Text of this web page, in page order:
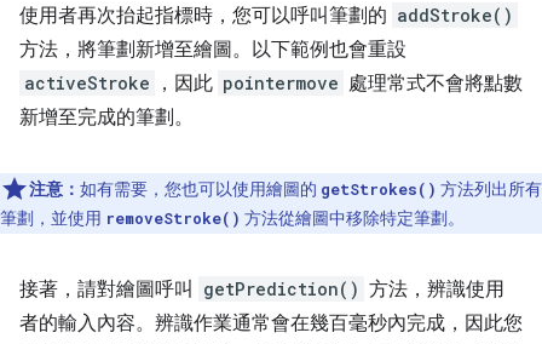
使用者再次抬起指標時，您可以呼叫筆劃的 addStroke()
方法，將筆劃新增至繪圖。以下範例也會重設
activeStroke ，因此 pointermove 處理常式不會將點數
新增至完成的筆劃。
注意： 如有需要，您也可以使用繪圖的 getStrokes() 方法列出所有
筆劃，並使用 removeStroke() 方法從繪圖中移除特定筆劃。
接著，請對繪圖呼叫 getPrediction() 方法，辨識使用
者的輸入內容。辨識作業通常會在幾百毫秒內完成，因此您